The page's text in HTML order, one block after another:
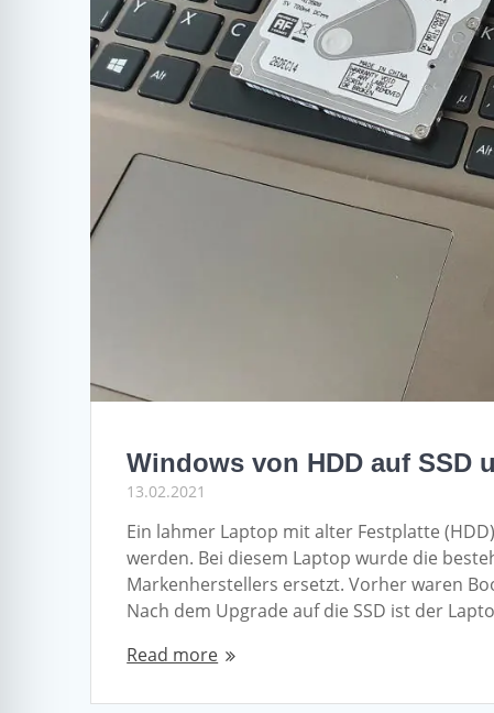
Windows von HDD auf SSD
13.02.2021
Ein lahmer Laptop mit alter Festplatte
werden. Bei diesem Laptop wurde die
Markenherstellers ersetzt. Vorher waren
Nach dem Upgrade auf die SSD ist der
Read more